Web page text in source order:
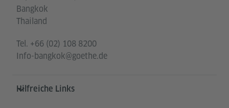
Bangkok
Thailand
Tel. +66 (02) 108 8200
Info-bangkok@goethe.de
Hilfreiche Links